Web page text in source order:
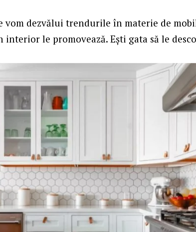
vom dezvălui trendurile în materie de
interior le promovează. Ești gata să le